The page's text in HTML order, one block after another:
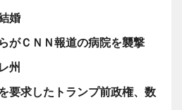
婚
がＣＮＮ報道の病院を襲撃
州
要求したトランプ前政権、数